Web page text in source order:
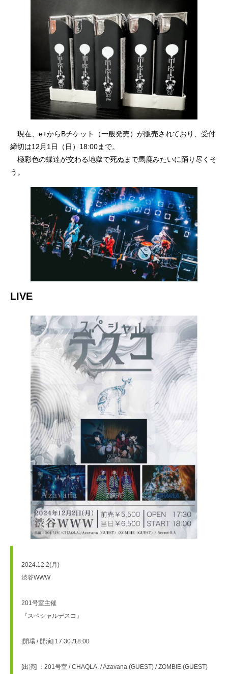
現在、e+からBチケット（一般発売）が販売されており、受付
締切は12月1日（日）18:00まで。
極彩色の蝶達が交わる地獄で死ぬまで馬鹿みたいに踊り尽くそ
う。
LIVE
2024.12.2(月)
渋谷WWW
201号室主催
『スペシャルデスコ』
[開場 / 開演] 17:30 /18:00
[出演] ：201号室 / CHAQLA. / Azavana (GUEST) / ZOMBIE (GUEST)